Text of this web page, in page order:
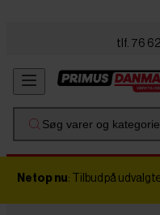
tlf. 76
Søg varer og
Netop nu: Tilbud på